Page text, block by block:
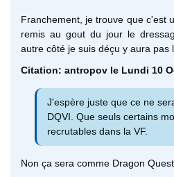
Franchement, je trouve que c'est
remis au gout du jour le
autre côté je suis déçu y aura pas
Citation: antropov le Lundi 10
J'espère juste que ce ne
DQVI. Que seuls certains
recrutables dans la VF.
Non ça sera comme Dragon